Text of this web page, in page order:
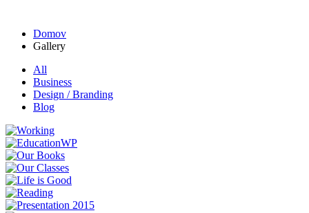
Domov
Gallery
All
Business
Design / Branding
Blog